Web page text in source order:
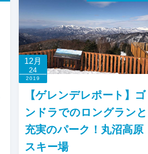
12月
24
2019
【ゲレンデレポート】ゴ
ンドラでのロングランと
充実のパーク！丸沼高原
スキー場